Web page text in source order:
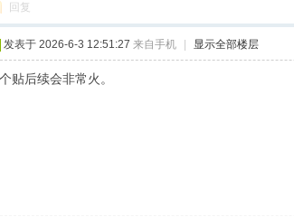
回复
发表于 2026-6-3 12:51:27 来自手机 显示全部楼层
贴后续会非常火。